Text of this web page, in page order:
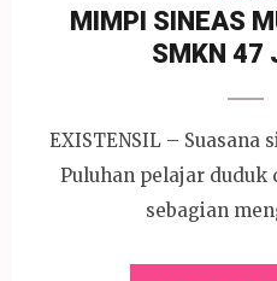
MIMPI SINEAS
SMKN 47
EXISTENSIL – Suasana
Puluhan pelajar duduk
sebagian